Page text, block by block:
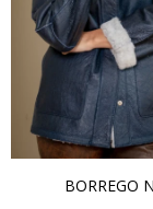
BORREGO